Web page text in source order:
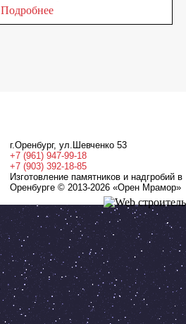
Подробнее
г.Оренбург, ул.Шевченко 53
+7 (961) 947-99-18
+7 (903) 392-18-85
Изготовление памятников и надгробий в
Оренбурге © 2013-2026 «Орен Мрамор»